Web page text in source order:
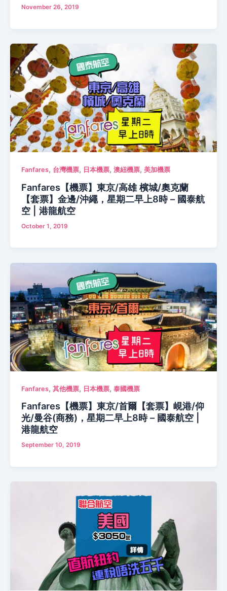
November 26, 2019
Fanfares, 台灣機票, 日本機票, 澳紐機票, 美加機票
Fanfares【機票】東京/高雄 檳城/奧克蘭
【套票】金邊/沖繩，星期二早上8時 – 國泰航
空 | 港龍航空
October 1, 2019
Fanfares, 其他機票, 日本機票, 泰國機票
Fanfares【機票】東京/首爾【套票】峴港/仰
光/曼谷(商務)，星期二早上8時 – 國泰航空 |
港龍航空
September 10, 2019